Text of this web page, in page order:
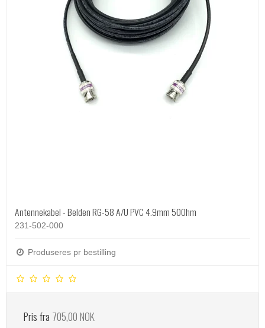
Antennekabel - Belden RG-58 A/U PVC 4.9mm 50Ohm
231-502-000
Produseres pr bestilling
Pris fra 705,00 NOK